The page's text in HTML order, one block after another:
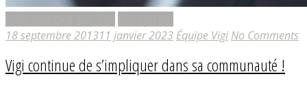
18 septembre 201311 janvier 2023 Équipe Vigi No Comments
Vigi continue de s’impliquer dans sa communauté !